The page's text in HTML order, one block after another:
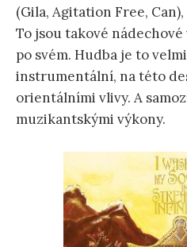
(Gila, Agitation Free,
To jsou takové
po svém. Hudba je to
instrumentální, na této
orientálními vlivy. A
muzikantskými výkony.